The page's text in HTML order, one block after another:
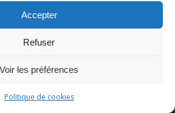
Accepter
Refuser
Voir les préférences
Politique de cookies
-Mentions légales